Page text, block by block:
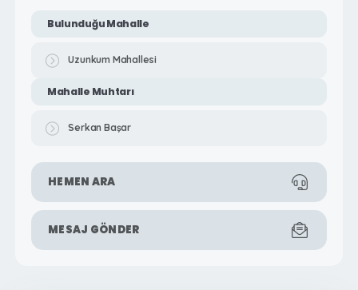
Bulunduğu Mahalle
Uzunkum Mahallesi
Mahalle Muhtarı
Serkan Başar
HEMEN ARA
MESAJ GÖNDER